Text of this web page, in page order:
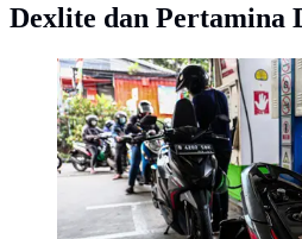
Dexlite dan Pertamina
Sejumlah kendaraan mengantri
Kuningan, Jakarta, Sabtu (3/9/
akhirnya menaikan harga BBM
harga BBM yang mengalami
menjadi Rp 10.000 per liter,
6.800 per liter dan Pertamax
liter. (Liputan6.com/Faizal